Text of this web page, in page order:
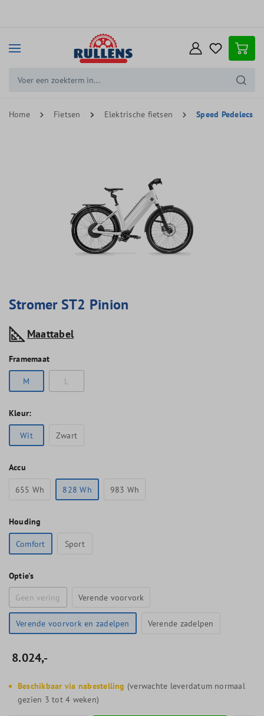
Home Fietsen Elektrische fietsen Speed Pedelecs
Stromer ST2 Pinion
Maattabel
Framemaat
M
L
Kleur:
Wit
Zwart
Accu
655 Wh
828 Wh 983 Wh
Houding
Comfort
Sport
Optie's
Geen vering
Verende voorvork
Verende voorvork en zadelpen Verende zadelpen
8.024,-
Beschikbaar via nabestelling (verwachte leverdatum normaal
gezien 3 tot 4 weken)